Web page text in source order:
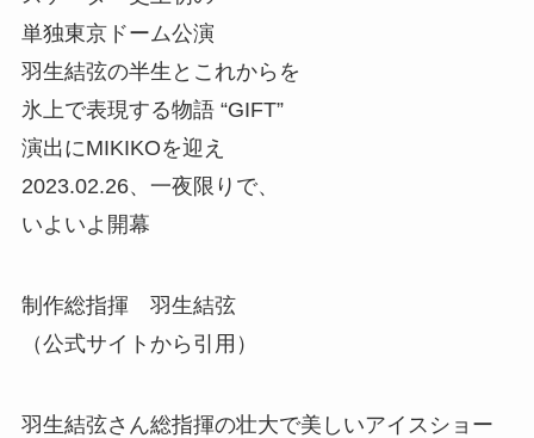
単独東京ドーム公演
羽生結弦の半生とこれからを
氷上で表現する物語 “GIFT”
演出にMIKIKOを迎え
2023.02.26、一夜限りで、
いよいよ開幕
制作総指揮 羽生結弦
（公式サイトから引用）
羽生結弦さん総指揮の壮大で美しいアイスショー